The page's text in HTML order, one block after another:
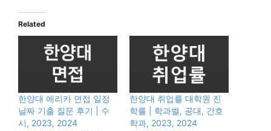
Related
한양대 에리카 면접 일정
날짜 기출 질문 후기 | 수
시, 2023, 2024
한양대 취업률 대학원 진
학률 | 학과별, 공대, 간호
학과, 2023, 2024